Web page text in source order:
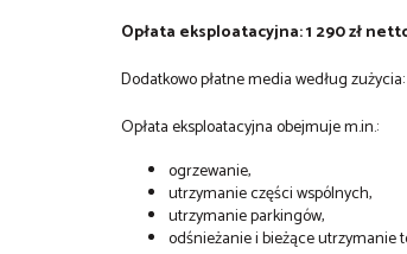
Opłata eksploatacyjna:1 290 zł
Dodatkowo płatne media według
Opłata eksploatacyjna obejmuje m.in.:
ogrzewanie,
utrzymanie części wspólnych,
utrzymanie parkingów,
odśnieżanie i bieżące utrzymanie